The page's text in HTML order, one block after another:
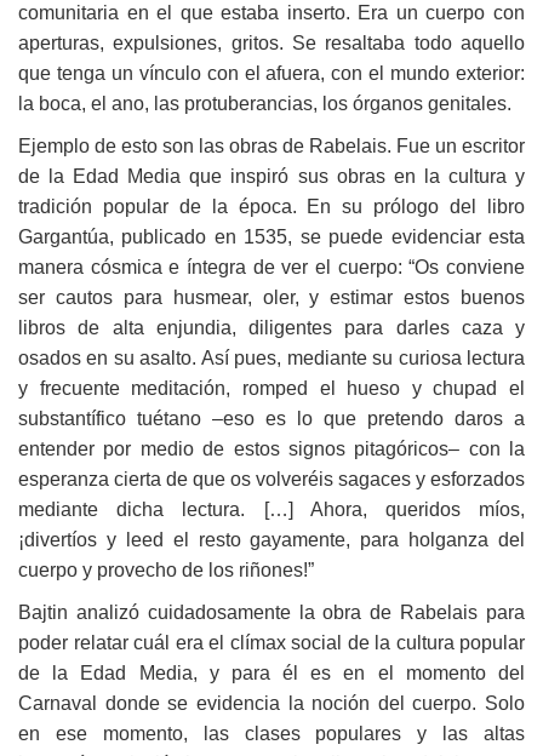
comunitaria en el que estaba inserto. Era un cuerpo con
aperturas, expulsiones, gritos. Se resaltaba todo aquello
que tenga un vínculo con el afuera, con el mundo exterior:
la boca, el ano, las protuberancias, los órganos genitales.
Ejemplo de esto son las obras de Rabelais. Fue un escritor
de la Edad Media que inspiró sus obras en la cultura y
tradición popular de la época. En su prólogo del libro
Gargantúa, publicado en 1535, se puede evidenciar esta
manera cósmica e íntegra de ver el cuerpo: “Os conviene
ser cautos para husmear, oler, y estimar estos buenos
libros de alta enjundia, diligentes para darles caza y
osados en su asalto. Así pues, mediante su curiosa lectura
y frecuente meditación, romped el hueso y chupad el
substantífico tuétano –eso es lo que pretendo daros a
entender por medio de estos signos pitagóricos– con la
esperanza cierta de que os volveréis sagaces y esforzados
mediante dicha lectura. […] Ahora, queridos míos,
¡divertíos y leed el resto gayamente, para holganza del
cuerpo y provecho de los riñones!”
Bajtin analizó cuidadosamente la obra de Rabelais para
poder relatar cuál era el clímax social de la cultura popular
de la Edad Media, y para él es en el momento del
Carnaval donde se evidencia la noción del cuerpo. Solo
en ese momento, las clases populares y las altas